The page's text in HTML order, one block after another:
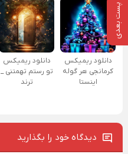
پست بعدی
دانلود ریمیکس
کرمانجی هر گوله
اینستا
دانلود ریمیکس
تو رستم تهمتنی _
ترند
دیدگاه خود را بگذارید